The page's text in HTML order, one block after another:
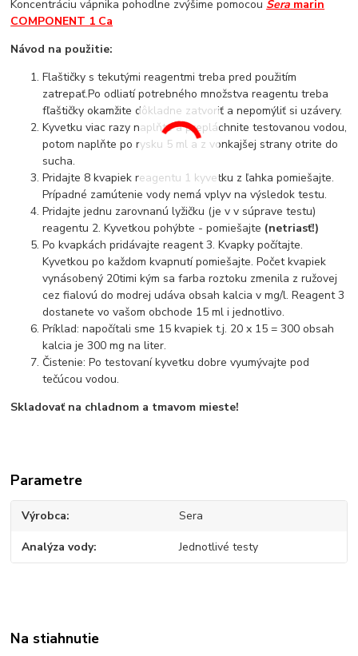
Koncentráciu vápnika pohodlne zvýšime pomocou Sera marin
COMPONENT 1 Ca
Návod na použitie:
Flaštičky s tekutými reagentmi treba pred použitím
zatrepať.Po odliatí potrebného množstva reagentu treba
fľaštičky okamžite dôkladne zatvoriť a nepomýliť si uzávery.
Kyvetku viac razy naplňte a prepláchnite testovanou vodou,
potom naplňte po rysku 5 ml a z vonkajšej strany otrite do
sucha.
Pridajte 8 kvapiek reagentu 1 kyvetku z ľahka pomiešajte.
Prípadné zamútenie vody nemá vplyv na výsledok testu.
Pridajte jednu zarovnanú lyžičku (je v v súprave testu)
reagentu 2. Kyvetkou pohýbte - pomiešajte (netriasť!)
Po kvapkách pridávajte reagent 3. Kvapky počítajte.
Kyvetkou po každom kvapnutí pomiešajte. Počet kvapiek
vynásobený 20timi kým sa farba roztoku zmenila z ružovej
cez fialovú do modrej udáva obsah kalcia v mg/l. Reagent 3
dostanete vo vašom obchode 15 ml i jednotlivo.
Príklad: napočítali sme 15 kvapiek t.j. 20 x 15 = 300 obsah
kalcia je 300 mg na liter.
Čistenie: Po testovaní kyvetku dobre vyumývajte pod
tečúcou vodou.
Skladovať na chladnom a tmavom mieste!
Parametre
Výrobca Sera
Analýza vody Jednotlivé testy
Na stiahnutie